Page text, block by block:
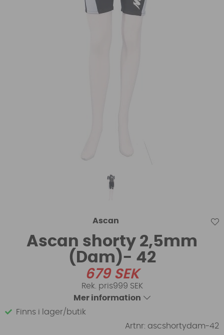
Ascan
Ascan shorty 2,5mm
(Dam)- 42
679SEK
999 SEK
Mer information
Finns i lager/butik
Artnr: ascshortydam-42